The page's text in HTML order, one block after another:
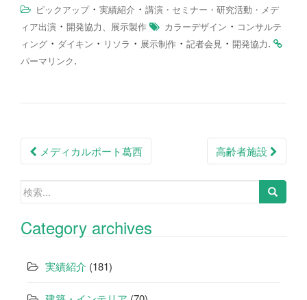
ピックアップ・ 実績紹介 ・ 講演・セミナー・研究活動・メデ
ィア出演 ・ 開発協力、展示製作 カラーデザイン ・ コンサルテ
ィング ・ ダイキン ・ リソラ ・ 展示制作 ・ 記者会見 ・ 開発協力.
パーマリンク.
投
ナ
ビ
ゲ
ー
シ
メディカルポート葛西 高齢者施設
検
Category archives
実績紹介 (181)